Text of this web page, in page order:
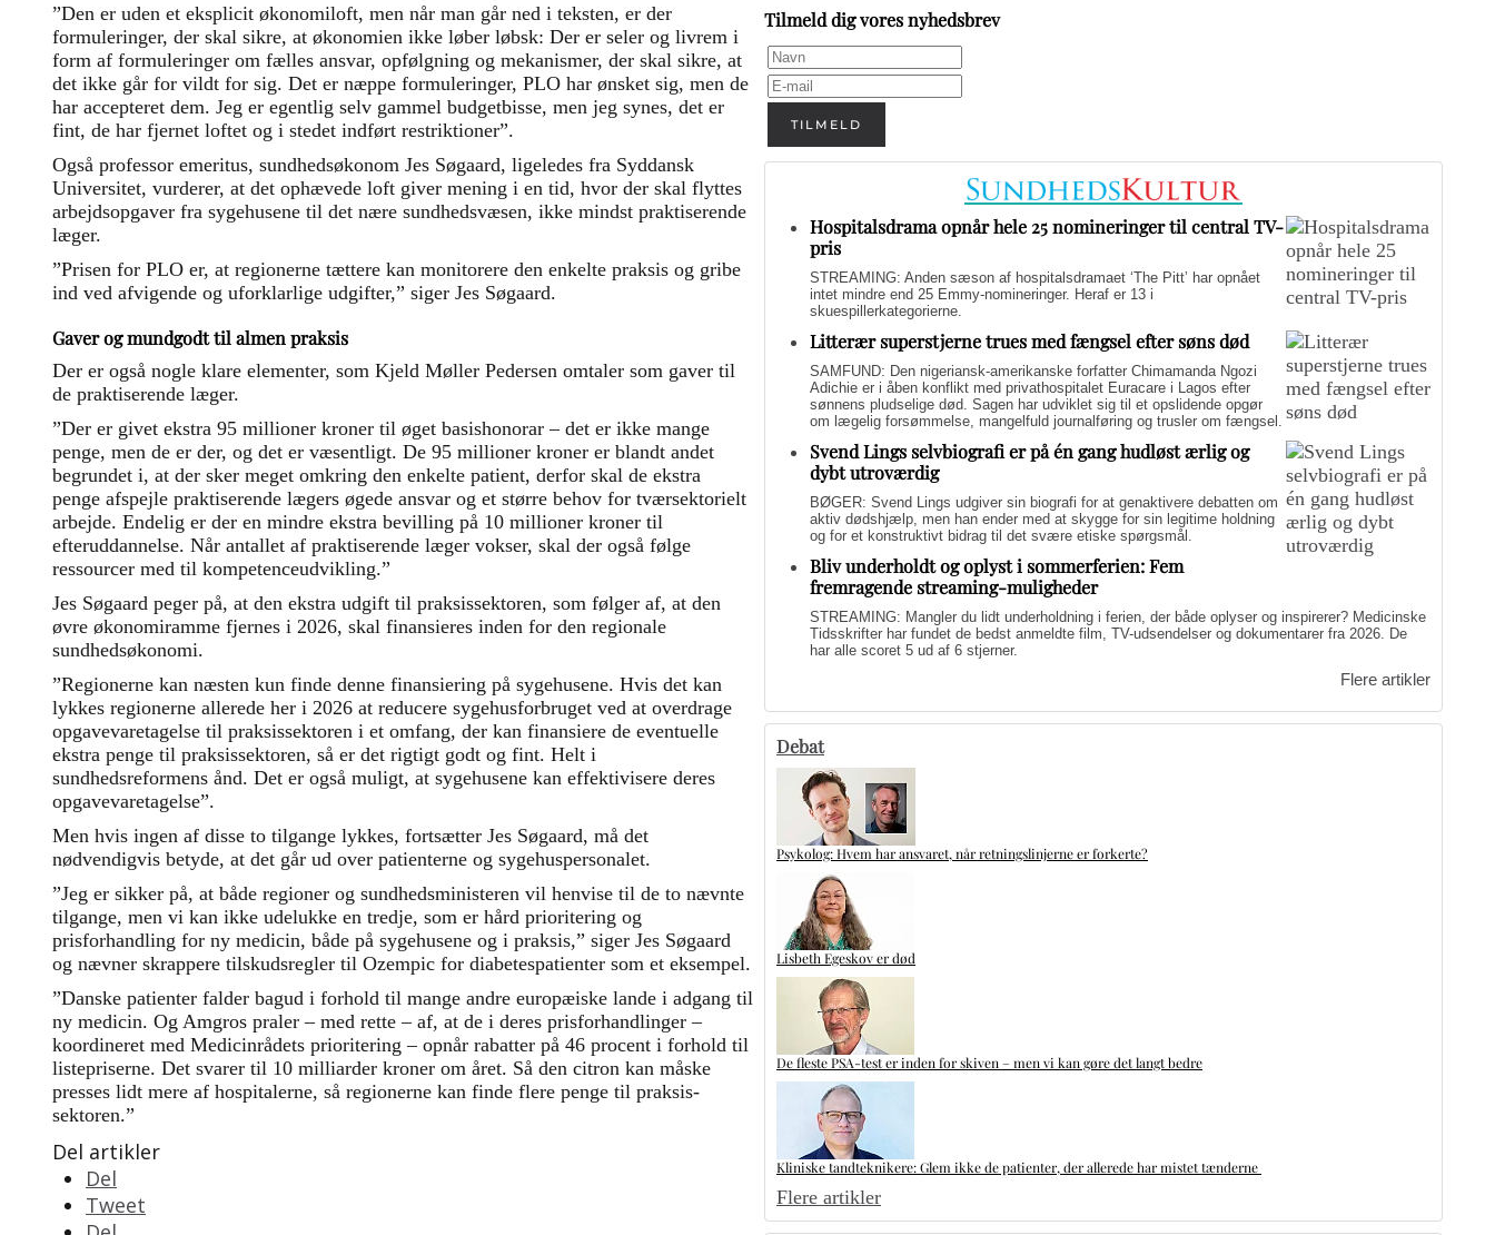
”Den er uden et eksplicit økonomiloft, men når man går ned i teksten, er der
formuleringer, der skal sikre, at økonomien ikke løber løbsk: Der er seler og livrem i
form af formuleringer om fælles ansvar, opfølgning og mekanismer, der skal sikre, at
det ikke går for vildt for sig. Det er næppe formuleringer, PLO har ønsket sig, men de
har accepteret dem. Jeg er egentlig selv gammel budgetbisse, men jeg synes, det er
fint, de har fjernet loftet og i stedet indført restriktioner”.
Også professor emeritus, sundhedsøkonom Jes Søgaard, ligeledes fra Syddansk
Universitet, vurderer, at det ophævede loft giver mening i en tid, hvor der skal flyttes
arbejdsopgaver fra sygehusene til det nære sundhedsvæsen, ikke mindst praktiserende
læger.
”Prisen for PLO er, at regionerne tættere kan monitorere den enkelte praksis og gribe
ind ved afvigende og uforklarlige udgifter,” siger Jes Søgaard.
Gaver og mundgodt til almen praksis
Der er også nogle klare elementer, som Kjeld Møller Pedersen omtaler som gaver til
de praktiserende læger.
”Der er givet ekstra 95 millioner kroner til øget basishonorar – det er ikke mange
penge, men de er der, og det er væsentligt. De 95 millioner kroner er blandt andet
begrundet i, at der sker meget omkring den enkelte patient, derfor skal de ekstra
penge afspejle praktiserende lægers øgede ansvar og et større behov for tværsektorielt
arbejde. Endelig er der en mindre ekstra bevilling på 10 millioner kroner til
efteruddannelse. Når antallet af praktiserende læger vokser, skal der også følge
ressourcer med til kompetenceudvikling.”
Jes Søgaard peger på, at den ekstra udgift til praksissektoren, som følger af, at den
øvre økonomiramme fjernes i 2026, skal finansieres inden for den regionale
sundhedsøkonomi.
”Regionerne kan næsten kun finde denne finansiering på sygehusene. Hvis det kan
lykkes regionerne allerede her i 2026 at reducere sygehusforbruget ved at overdrage
opgavevaretagelse til praksissektoren i et omfang, der kan finansiere de eventuelle
ekstra penge til praksissektoren, så er det rigtigt godt og fint. Helt i
sundhedsreformens ånd. Det er også muligt, at sygehusene kan effektivisere deres
opgavevaretagelse”.
Men hvis ingen af disse to tilgange lykkes, fortsætter Jes Søgaard, må det
nødvendigvis betyde, at det går ud over patienterne og sygehuspersonalet.
”Jeg er sikker på, at både regioner og sundhedsministeren vil henvise til de to nævnte
tilgange, men vi kan ikke udelukke en tredje, som er hård prioritering og
prisforhandling for ny medicin, både på sygehusene og i praksis,” siger Jes Søgaard
og nævner skrappere tilskudsregler til Ozempic for diabetespatienter som et eksempel.
”Danske patienter falder bagud i forhold til mange andre europæiske lande i adgang til
ny medicin. Og Amgros praler – med rette – af, at de i deres prisforhandlinger –
koordineret med Medicinrådets prioritering – opnår rabatter på 46 procent i forhold til
listepriserne. Det svarer til 10 milliarder kroner om året. Så den citron kan måske
presses lidt mere af hospitalerne, så regionerne kan finde flere penge til praksis-
sektoren.”
Del artikler
Del
Tweet
Tilmeld dig vores nyhedsbrev
TILMELD
Hospitalsdrama opnår hele 25 nomineringer til central TV-
pris
STREAMING: Anden sæson af hospitalsdramaet ‘The Pitt’ har opnået
intet mindre end 25 Emmy-nomineringer. Heraf er 13 i
skuespillerkategorierne.
Litterær superstjerne trues med fængsel efter søns død
SAMFUND: Den nigeriansk-amerikanske forfatter Chimamanda Ngozi
Adichie er i åben konflikt med privathospitalet Euracare i Lagos efter
sønnens pludselige død. Sagen har udviklet sig til et opslidende opgør
om lægelig forsømmelse, mangelfuld journalføring og trusler om fængsel.
Svend Lings selvbiografi er på én gang hudløst ærlig og
dybt utroværdig
BØGER: Svend Lings udgiver sin biografi for at genaktivere debatten om
aktiv dødshjælp, men han ender med at skygge for sin legitime holdning
og for et konstruktivt bidrag til det svære etiske spørgsmål.
Bliv underholdt og oplyst i sommerferien: Fem
fremragende streaming-muligheder
STREAMING: Mangler du lidt underholdning i ferien, der både oplyser og inspirerer? Medicinske
Tidsskrifter har fundet de bedst anmeldte film, TV-udsendelser og dokumentarer fra 2026. De
har alle scoret 5 ud af 6 stjerner.
Flere artikler
Debat
Psykolog: Hvem har ansvaret, når retningslinjerne er forkerte?
Lisbeth Egeskov er død
De fleste PSA-test er inden for skiven – men vi kan gøre det langt bedre
Kliniske tandteknikere: Glem ikke de patienter, der allerede har mistet tænderne
Flere artikler